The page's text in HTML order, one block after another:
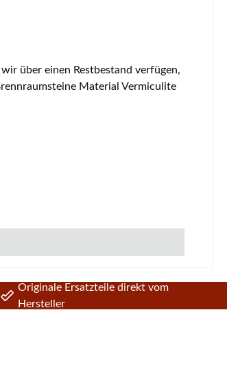
Originale Ersatzteile direkt vom
Hersteller